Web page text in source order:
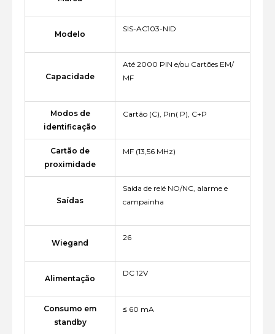
Modelo
SIS-AC103-NID
Capacidade
Até 2000 PIN e/ou Cartões EM/
MF
Modos de
identificação
Cartão (C), Pin( P), C+P
Cartão de
proximidade
MF (13,56 MHz)
Saídas
Saída de relé NO/NC, alarme e
campainha
Wiegand
26
Alimentação
DC 12V
Consumo em
standby
≤ 60 mA